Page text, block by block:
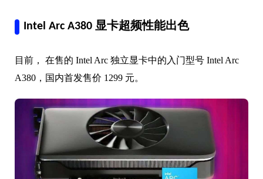
Intel Arc A380 显卡超频性能出色
目前， 在售的 Intel Arc 独立显卡中的入门型号 Intel Arc
A380，国内首发售价 1299 元。